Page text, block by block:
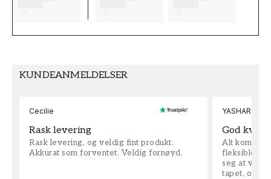
KUNDEANMELDELSER
Cecilie
Rask levering
Rask levering, og veldig fint produkt.
Akkurat som forventet. Veldig fornøyd.
YASHAR
God
Alt kom
fleksible på
seg at vi
tapet, og